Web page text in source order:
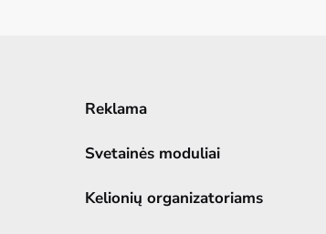
Reklama
Svetainės moduliai
Kelionių organizatoriams